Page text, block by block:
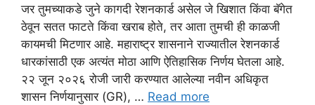
जर तुमच्याकडे जुने कागदी रेशनकार्ड असेल जे खिशात किंवा बॅगेत
ठेवून सतत फाटते किंवा खराब होते, तर आता तुमची ही काळजी
कायमची मिटणार आहे. महाराष्ट्र शासनाने राज्यातील रेशनकार्ड
धारकांसाठी एक अत्यंत मोठा आणि ऐतिहासिक निर्णय घेतला आहे.
२२ जून २०२६ रोजी जारी करण्यात आलेल्या नवीन अधिकृत
शासन निर्णयानुसार (GR), … Read more